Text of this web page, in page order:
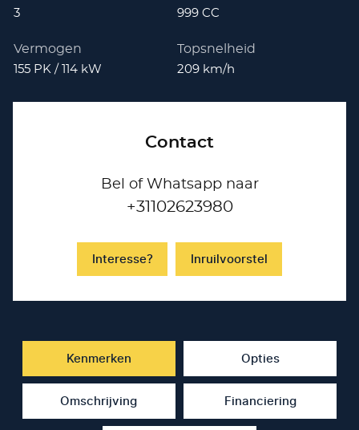
3 999 CC
Vermogen
155 PK / 114 kW
Topsnelheid
209 km/h
Contact
Bel of Whatsapp naar
+31102623980
Interesse? Inruilvoorstel
Kenmerken Opties
Omschrijving Financiering